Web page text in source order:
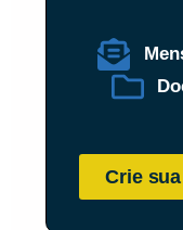
Crie